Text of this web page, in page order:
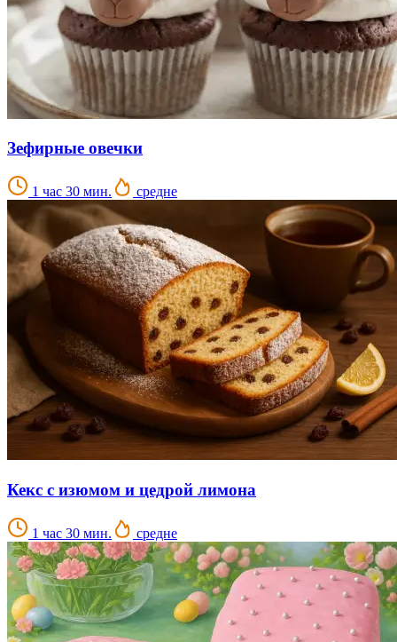
Зефирные овечки
1 час 30 мин. средне
Кекс с изюмом и цедрой лимона
1 час 30 мин. средне